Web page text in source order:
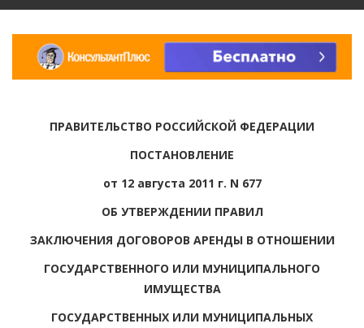
ПРАВИТЕЛЬСТВО РОССИЙСКОЙ ФЕДЕРАЦИИ
ПОСТАНОВЛЕНИЕ
от 12 августа 2011 г. N 677
ОБ УТВЕРЖДЕНИИ ПРАВИЛ
ЗАКЛЮЧЕНИЯ ДОГОВОРОВ АРЕНДЫ В ОТНОШЕНИИ
ГОСУДАРСТВЕННОГО ИЛИ МУНИЦИПАЛЬНОГО
ИМУЩЕСТВА
ГОСУДАРСТВЕННЫХ ИЛИ МУНИЦИПАЛЬНЫХ